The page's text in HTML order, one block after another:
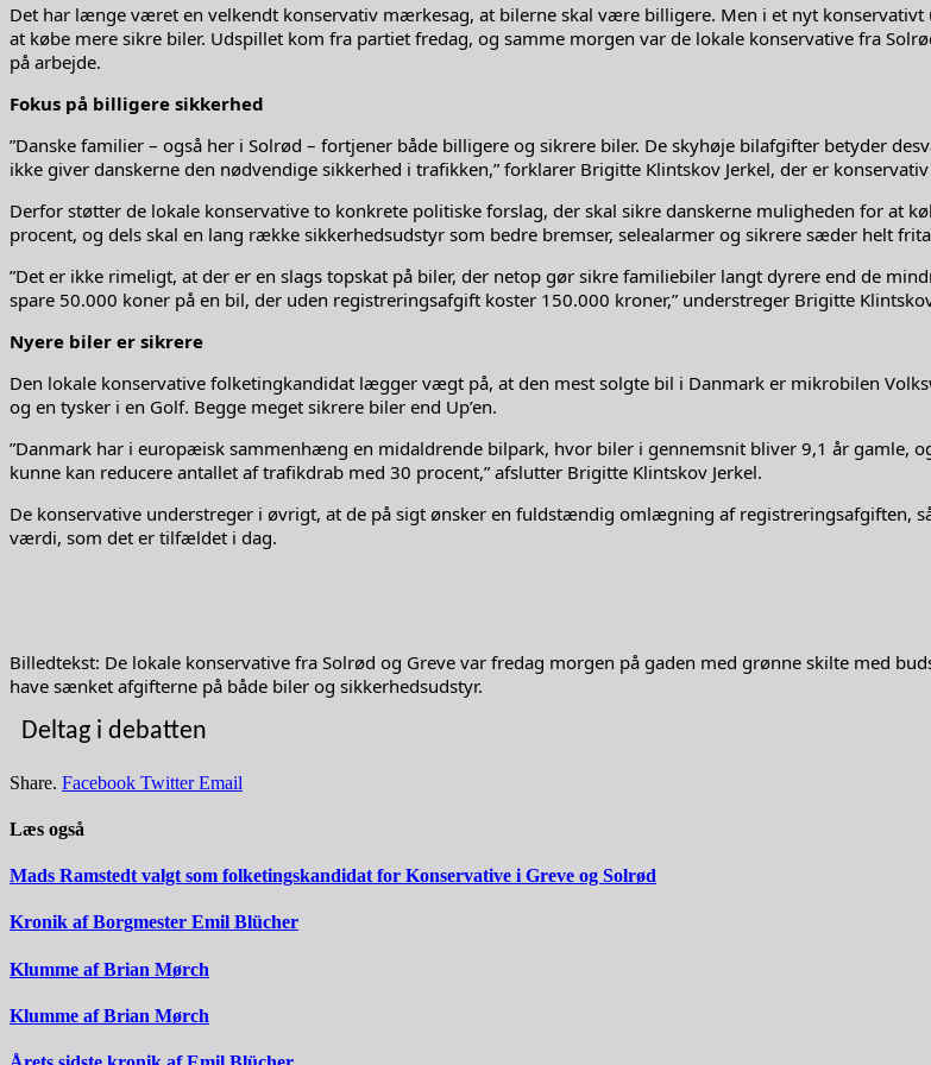
Det har længe været en velkendt konservativ mærkesag, at bilerne skal være billigere. Men i et nyt
at købe mere sikre biler. Udspillet kom fra partiet fredag, og samme morgen var de lokale konservative fra
på arbejde.
Fokus på billigere sikkerhed
”Danske familier – også her i Solrød – fortjener både billigere og sikrere biler. De skyhøje bilafgifter betyder
ikke giver danskerne den nødvendige sikkerhed i trafikken,” forklarer Brigitte Klintskov Jerkel, der er
Derfor støtter de lokale konservative to konkrete politiske forslag, der skal sikre danskerne muligheden for at
procent, og dels skal en lang række sikkerhedsudstyr som bedre bremser, selealarmer og sikrere sæder helt
”Det er ikke rimeligt, at der er en slags topskat på biler, der netop gør sikre familiebiler langt dyrere end de
spare 50.000 koner på en bil, der uden registreringsafgift koster 150.000 kroner,” understreger Brigitte
Nyere biler er sikrere
Den lokale konservative folketingkandidat lægger vægt på, at den mest solgte bil i Danmark er mikrobilen
og en tysker i en Golf. Begge meget sikrere biler end Up’en.
”Danmark har i europæisk sammenhæng en midaldrende bilpark, hvor biler i gennemsnit bliver 9,1 år gamle,
kunne kan reducere antallet af trafikdrab med 30 procent,” afslutter Brigitte Klintskov Jerkel.
De konservative understreger i øvrigt, at de på sigt ønsker en fuldstændig omlægning af registreringsafgiften,
værdi, som det er tilfældet i dag.
Billedtekst: De lokale konservative fra Solrød og Greve var fredag morgen på gaden med grønne skilte med
have sænket afgifterne på både biler og sikkerhedsudstyr.
Deltag i debatten
Share. Facebook Twitter Email
Læs også
Mads Ramstedt valgt som folketingskandidat for Konservative i Greve og Solrød
Kronik af Borgmester Emil Blücher
Klumme af Brian Mørch
Klumme af Brian Mørch